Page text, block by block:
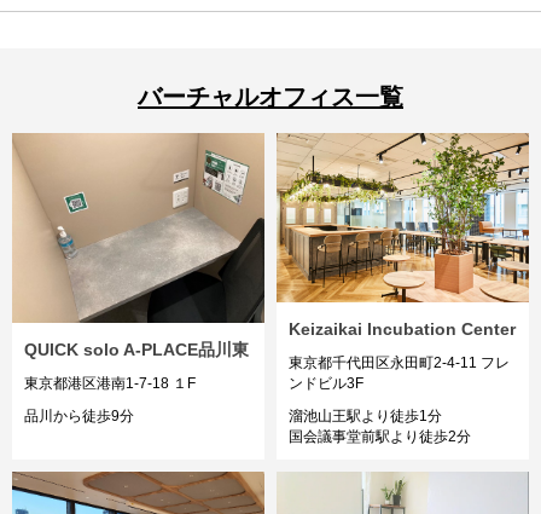
バーチャルオフィス一覧
QUICK solo A-PLACE品川東
東京都港区港南1-7-18 １F
品川から徒歩9分
Keizaikai Incubation Center
東京都千代田区永田町2-4-11 フレ
ンドビル3F
溜池山王駅より徒歩1分
国会議事堂前駅より徒歩2分